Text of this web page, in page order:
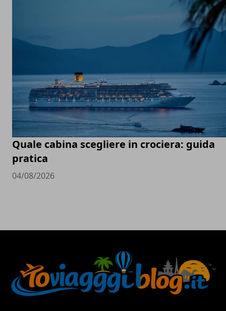
Quale cabina scegliere in crociera: guida
pratica
04/08/2026